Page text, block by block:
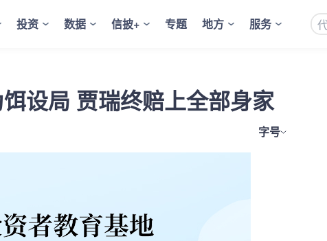
投资 数据 信披+ 专题 地方 服务
设局 贾瑞终赔上全部身家
字号